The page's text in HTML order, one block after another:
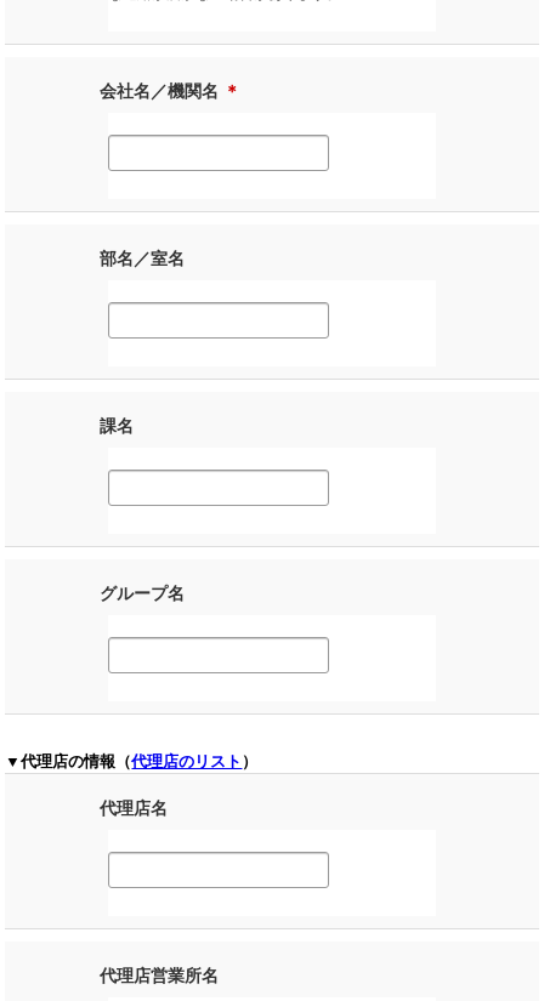
会社名／機関名 ＊
部名／室名
課名
グループ名
▼代理店の情報（代理店のリスト ）
代理店名
代理店営業所名